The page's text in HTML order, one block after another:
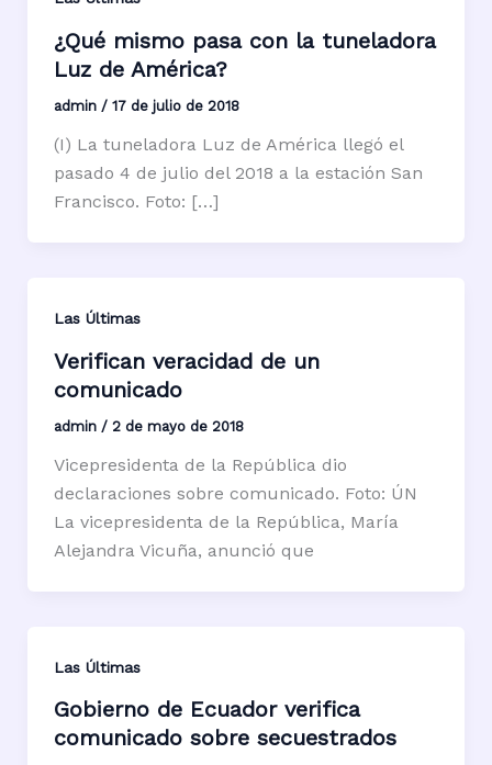
¿Qué mismo pasa con la tuneladora
Luz de América?
admin / 17 de julio de 2018
(I) La tuneladora Luz de América llegó el
pasado 4 de julio del 2018 a la estación San
Francisco. Foto: […]
Las Últimas
Verifican veracidad de un
comunicado
admin / 2 de mayo de 2018
Vicepresidenta de la República dio
declaraciones sobre comunicado. Foto: ÚN
La vicepresidenta de la República, María
Alejandra Vicuña, anunció que
Las Últimas
Gobierno de Ecuador verifica
comunicado sobre secuestrados